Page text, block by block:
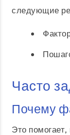
следующие
Часто
Почему
Это